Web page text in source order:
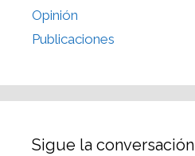
Opinión
Publicaciones
Sigue la conversación